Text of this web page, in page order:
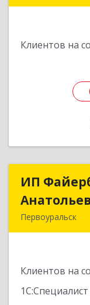
Клиентов на
ИП
Первоуральск
Клиентов на
1С:Специалист